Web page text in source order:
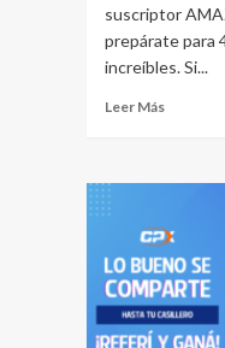
suscriptor
prepárate para
increíbles. Si...
Leer Más